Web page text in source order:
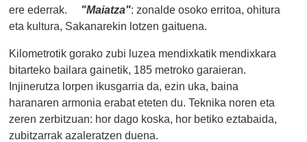
ere ederrak.
"Maiatza": zonalde osoko erritoa, ohitura
eta kultura, Sakanarekin lotzen gaituena.
Kilometrotik gorako zubi luzea mendixkatik mendixkara
bitarteko bailara gainetik, 185 metroko garaieran.
Injinerutza lorpen ikusgarria da, ezin uka, baina
haranaren armonia erabat eteten du. Teknika noren eta
zeren zerbitzuan: hor dago koska, hor betiko eztabaida,
zubitzarrak azaleratzen duena.